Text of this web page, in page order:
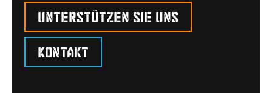
Unterstützen Sie uns
Kontakt